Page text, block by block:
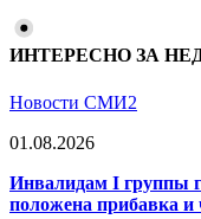
ИНТЕРЕСНО ЗА
Новости СМИ2
01.08.2026
Инвалидам I группы
положена прибавка и